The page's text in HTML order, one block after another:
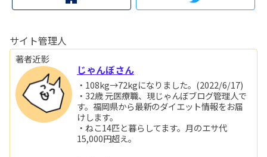
サイト管理人
著者近影
じゃんぼさん
・108kg→72kgになりました。(2022/6/17)
・32歳 元医療職、現じゃんぼブログ管理人で
す。福岡県から最新のダイエット情報をお届
けします。
・ねこ14匹と暮らしてます。月のエサ代
15,000円超え。